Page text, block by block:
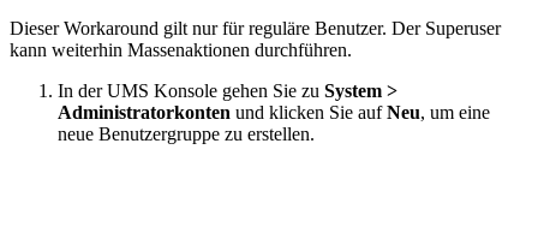
Dieser Workaround gilt nur für reguläre Benutzer. Der Superuser
kann weiterhin Massenaktionen durchführen.
In der UMS Konsole gehen Sie zu System >
Administratorkonten und klicken Sie aufNeu, um eine
neue Benutzergruppe zu erstellen.